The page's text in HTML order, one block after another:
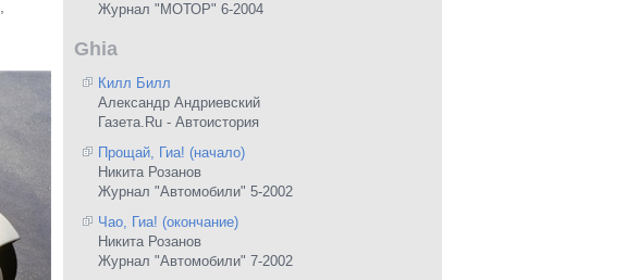
Журнал "МОТОР" 6-2004
Ghia
Килл Билл
Александр Андриевский
Газета.Ru - Автоистория
Прощай, Гиа! (начало)
Никита Розанов
Журнал "Автомобили" 5-2002
Чао, Гиа! (окончание)
Никита Розанов
Журнал "Автомобили" 7-2002